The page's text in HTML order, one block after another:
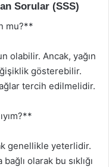
Sorular (SSS)
mu?**
olabilir. Ancak, yağın
gösterebilir.
tercih edilmelidir.
genellikle yeterlidir.
olarak bu sıklığı